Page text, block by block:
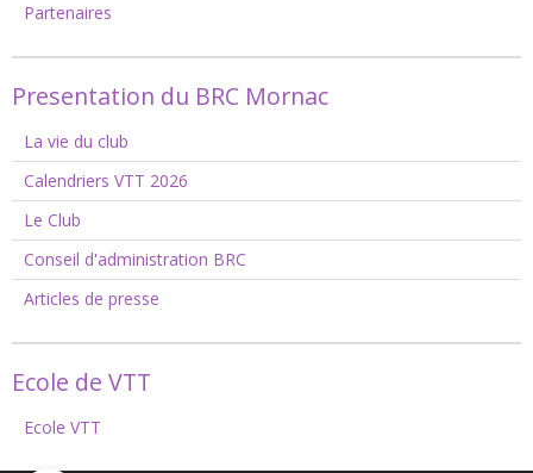
Partenaires
Presentation du BRC Mornac
La vie du club
Calendriers VTT 2026
Le Club
Conseil d'administration BRC
Articles de presse
Ecole de VTT
Ecole VTT